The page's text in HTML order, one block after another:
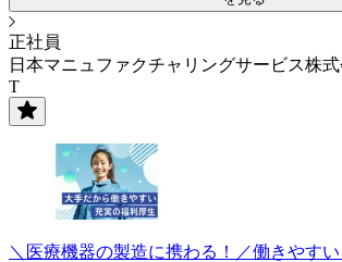
正社員
日本マニュファクチャリングサービス株式
T
＼医療機器の製造に携わる！／働きやす